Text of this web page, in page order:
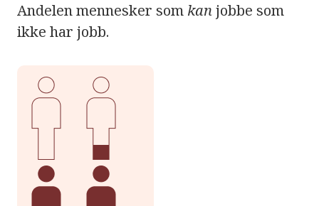
Andelen mennesker som kanjobbe som
ikke har jobb.